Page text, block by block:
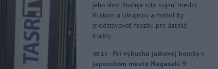
jeho slov „študuje túto vojnu“ medzi
Ruskom a Ukrajinou a mohol by
predstavovať hrozbu pre ázijské
krajiny.
08:19 - Pri výbuchu jadrovej bomby v
japonskom meste Nagasaki 9.